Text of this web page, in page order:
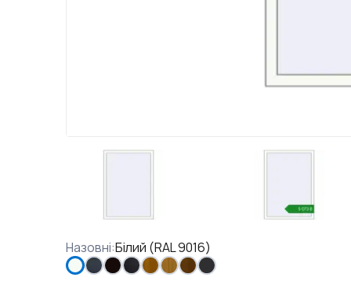
Назовні:Білий (RAL 9016)